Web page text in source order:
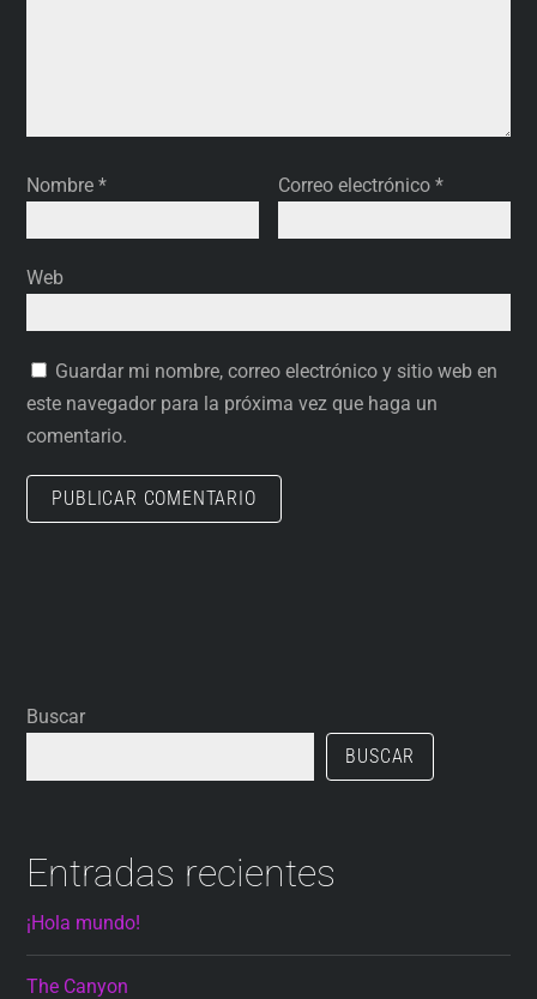
Nombre* Correo electrónico*
Web
Guardar mi nombre, correo electrónico y sitio web en
este navegador para la próxima vez que haga un
comentario.
Buscar
BUSCAR
Entradas recientes
¡Hola mundo!
The Canyon